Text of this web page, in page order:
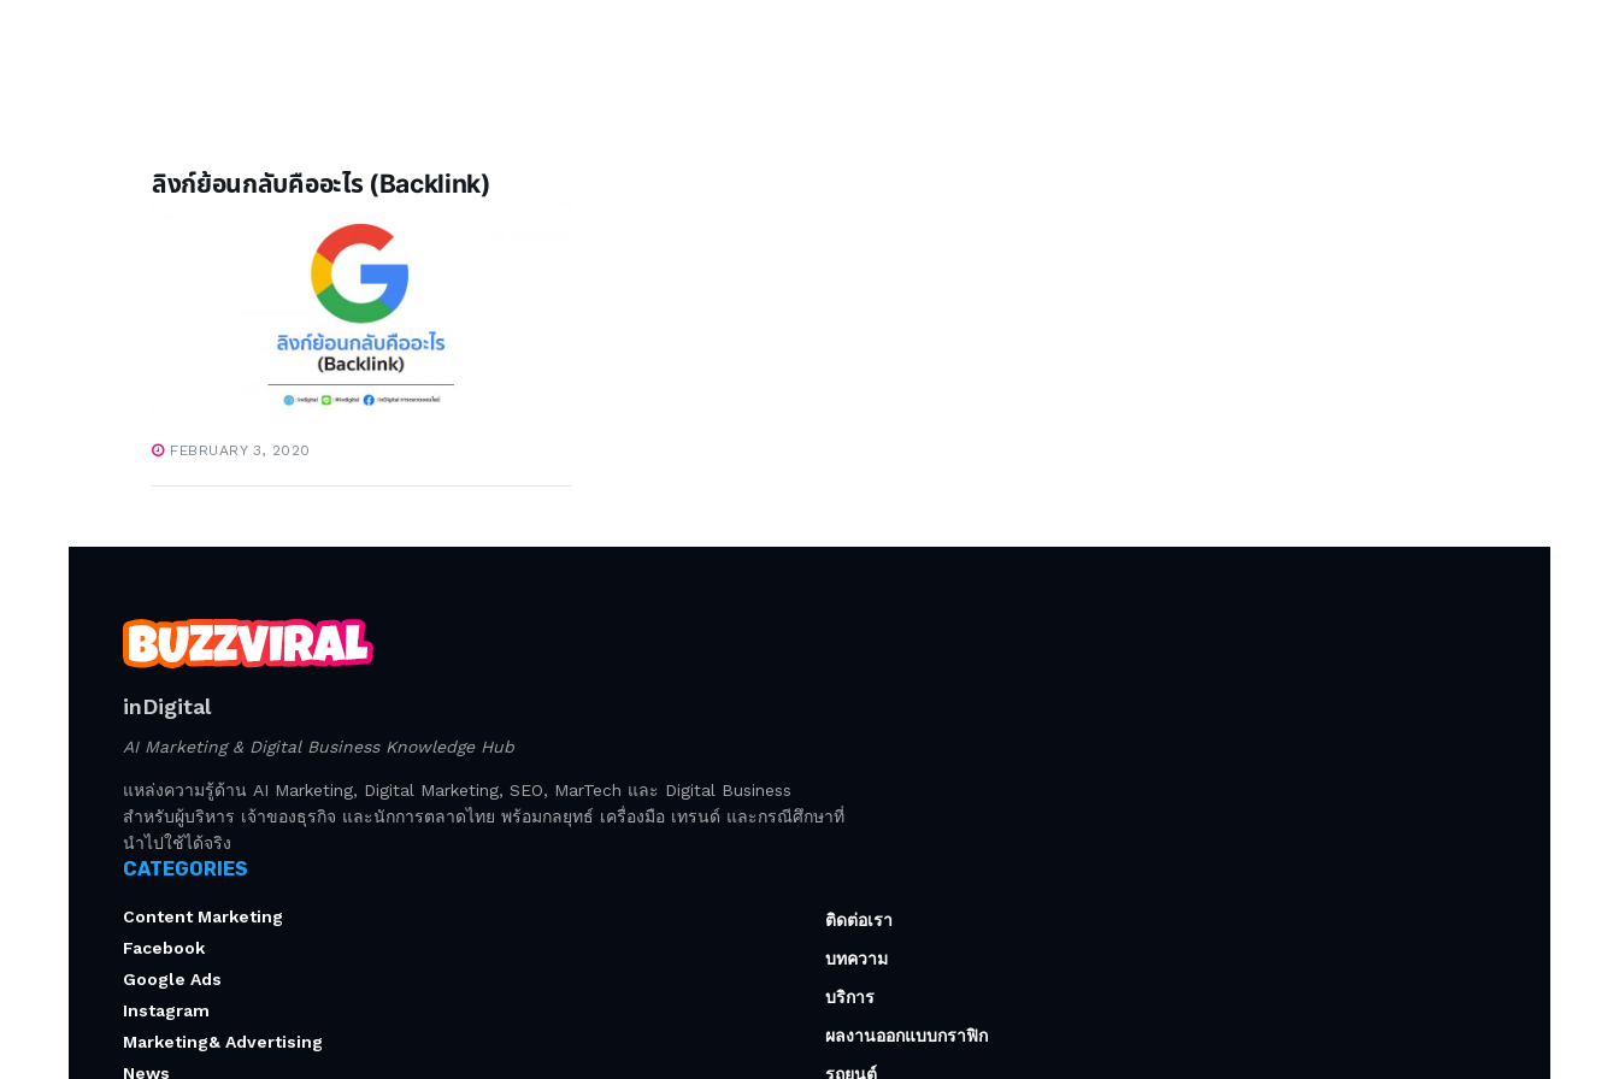
ลิงก์ย้อนกลับคืออะไร (Backlink)
FEBRUARY 3, 2020
inDigital
AI Marketing & Digital Business Knowledge Hub
แหล่งความรู้ด้าน AI Marketing, Digital Marketing, SEO, MarTech และ Digital Business
สำหรับผู้บริหาร เจ้าของธุรกิจ และนักการตลาดไทย พร้อมกลยุทธ์ เครื่องมือ เทรนด์ และกรณีศึกษาที่
นำไปใช้ได้จริง
CATEGORIES
Content Marketing
Facebook
Google Ads
Instagram
Marketing& Advertising
News
ติดต่อเรา
บทความ
บริการ
ผลงานออกแบบกราฟิก
รถยนต์